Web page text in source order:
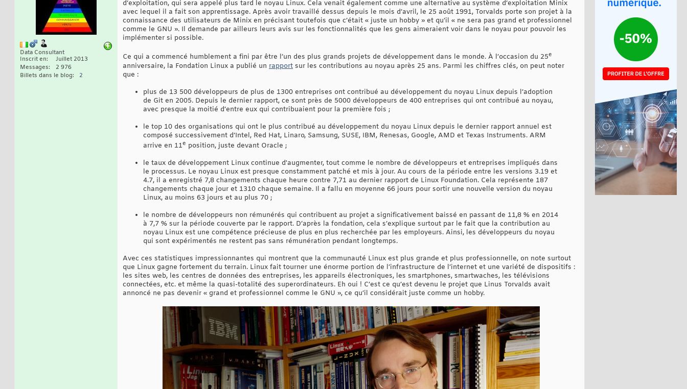
Data Consultant
Inscrit en
Juillet 2013
Messages
2 976
Billets dans le blog
2
d’exploitation, qui sera appelé plus tard le noyau Linux. Cela venait également comme une alternative au système d’exploitation Minix
avec lequel il a fait son apprentissage. Après avoir travaillé dessus depuis le mois d’avril, le 25 août 1991, Torvalds porte son projet à la
connaissance des utilisateurs de Minix en précisant toutefois que c’était « juste un hobby » et qu’il « ne sera pas grand et professionnel
comme le GNU ». Il demande par ailleurs leurs avis sur les fonctionnalités que les gens aimeraient voir dans le noyau pour pouvoir les
implémenter si possible.
Ce qui a commencé humblement a fini par être l’un des plus grands projets de développement dans le monde. À l’occasion du 25e
anniversaire, la Fondation Linux a publié un rapport sur les contributions au noyau après 25 ans. Parmi les chiffres clés, on peut noter
que :
plus de 13 500 développeurs de plus de 1300 entreprises ont contribué au développement du noyau Linux depuis l’adoption
de Git en 2005. Depuis le dernier rapport, ce sont près de 5000 développeurs de 400 entreprises qui ont contribué au noyau,
avec presque la moitié d’entre eux qui contribuaient pour la première fois ;
le top 10 des organisations qui ont le plus contribué au développement du noyau Linux depuis le dernier rapport annuel est
composé successivement d’Intel, Red Hat, Linaro, Samsung, SUSE, IBM, Renesas, Google, AMD et Texas Instruments. ARM
arrive en 11e position, juste devant Oracle ;
le taux de développement Linux continue d'augmenter, tout comme le nombre de développeurs et entreprises impliqués dans
le processus. Le noyau Linux est presque constamment patché et mis à jour. Au cours de la période entre les versions 3.19 et
4.7, il a enregistré 7,8 changements chaque heure contre 7,71 au dernier rapport de Linux Foundation. Cela représente 187
changements chaque jour et 1310 chaque semaine. Il a fallu en moyenne 66 jours pour sortir une nouvelle version du noyau
Linux, au moins 63 jours et au plus 70 ;
le nombre de développeurs non rémunérés qui contribuent au projet a significativement baissé en passant de 11,8 % en 2014
à 7,7 % sur la période couverte par le rapport. D’après la fondation, cela s’explique surtout par le fait que la contribution au
noyau Linux est une compétence précieuse de plus en plus recherchée par les employeurs. Ainsi, les développeurs du noyau
qui sont expérimentés ne restent pas sans rémunération pendant longtemps.
Avec ces statistiques impressionnantes qui montrent que la communauté Linux est plus grande et plus professionnelle, on note surtout
que Linux gagne fortement du terrain. Linux fait tourner une énorme portion de l’infrastructure de l’internet et une variété de dispositifs :
les sites web, les centres de données des entreprises, les appareils électroniques, les smartphones, smartwaches, les télévisions
connectées, etc. et même la quasi-totalité des superordinateurs. Eh oui ! C’est ce qu’est devenu le projet que Linus Torvalds avait
annoncé ne pas devenir « grand et professionnel comme le GNU », ce qu’il considérait juste comme un hobby.